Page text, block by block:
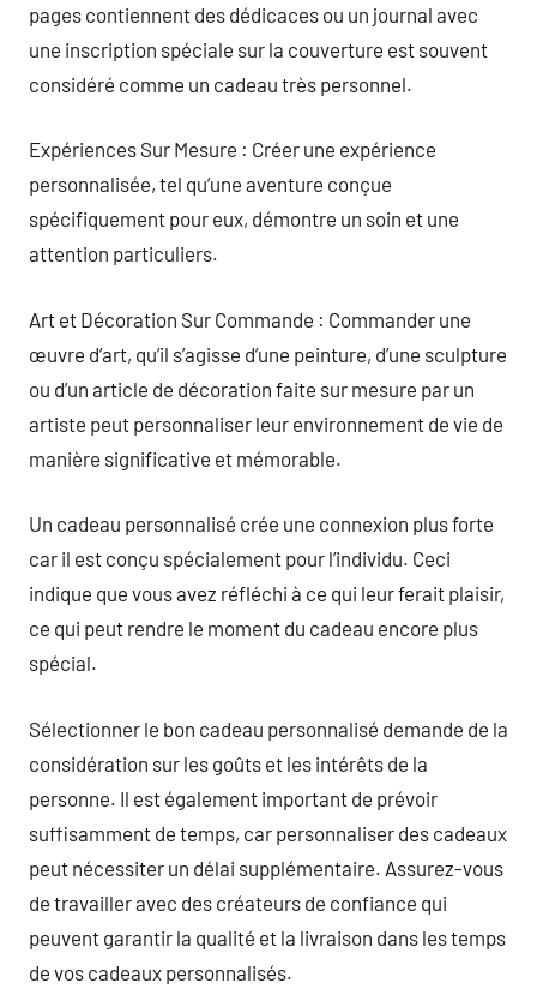
pages contiennent des dédicaces ou un journal avec
une inscription spéciale sur la couverture est souvent
considéré comme un cadeau très personnel.
Expériences Sur Mesure : Créer une expérience
personnalisée, tel qu’une aventure conçue
spécifiquement pour eux, démontre un soin et une
attention particuliers.
Art et Décoration Sur Commande : Commander une
œuvre d’art, qu’il s’agisse d’une peinture, d’une sculpture
ou d’un article de décoration faite sur mesure par un
artiste peut personnaliser leur environnement de vie de
manière significative et mémorable.
Un cadeau personnalisé crée une connexion plus forte
car il est conçu spécialement pour l’individu. Ceci
indique que vous avez réfléchi à ce qui leur ferait plaisir,
ce qui peut rendre le moment du cadeau encore plus
spécial.
Sélectionner le bon cadeau personnalisé demande de la
considération sur les goûts et les intérêts de la
personne. Il est également important de prévoir
suffisamment de temps, car personnaliser des cadeaux
peut nécessiter un délai supplémentaire. Assurez-vous
de travailler avec des créateurs de confiance qui
peuvent garantir la qualité et la livraison dans les temps
de vos cadeaux personnalisés.